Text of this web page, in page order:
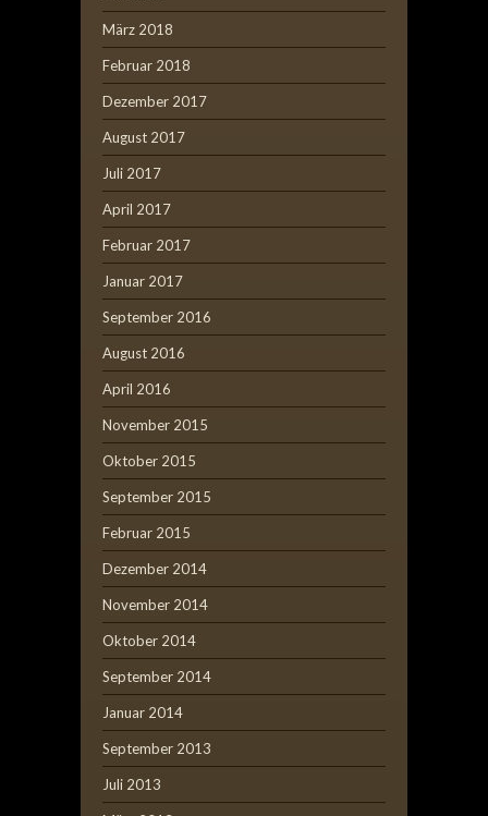
März 2018
Februar 2018
Dezember 2017
August 2017
Juli 2017
April 2017
Februar 2017
Januar 2017
September 2016
August 2016
April 2016
November 2015
Oktober 2015
September 2015
Februar 2015
Dezember 2014
November 2014
Oktober 2014
September 2014
Januar 2014
September 2013
Juli 2013